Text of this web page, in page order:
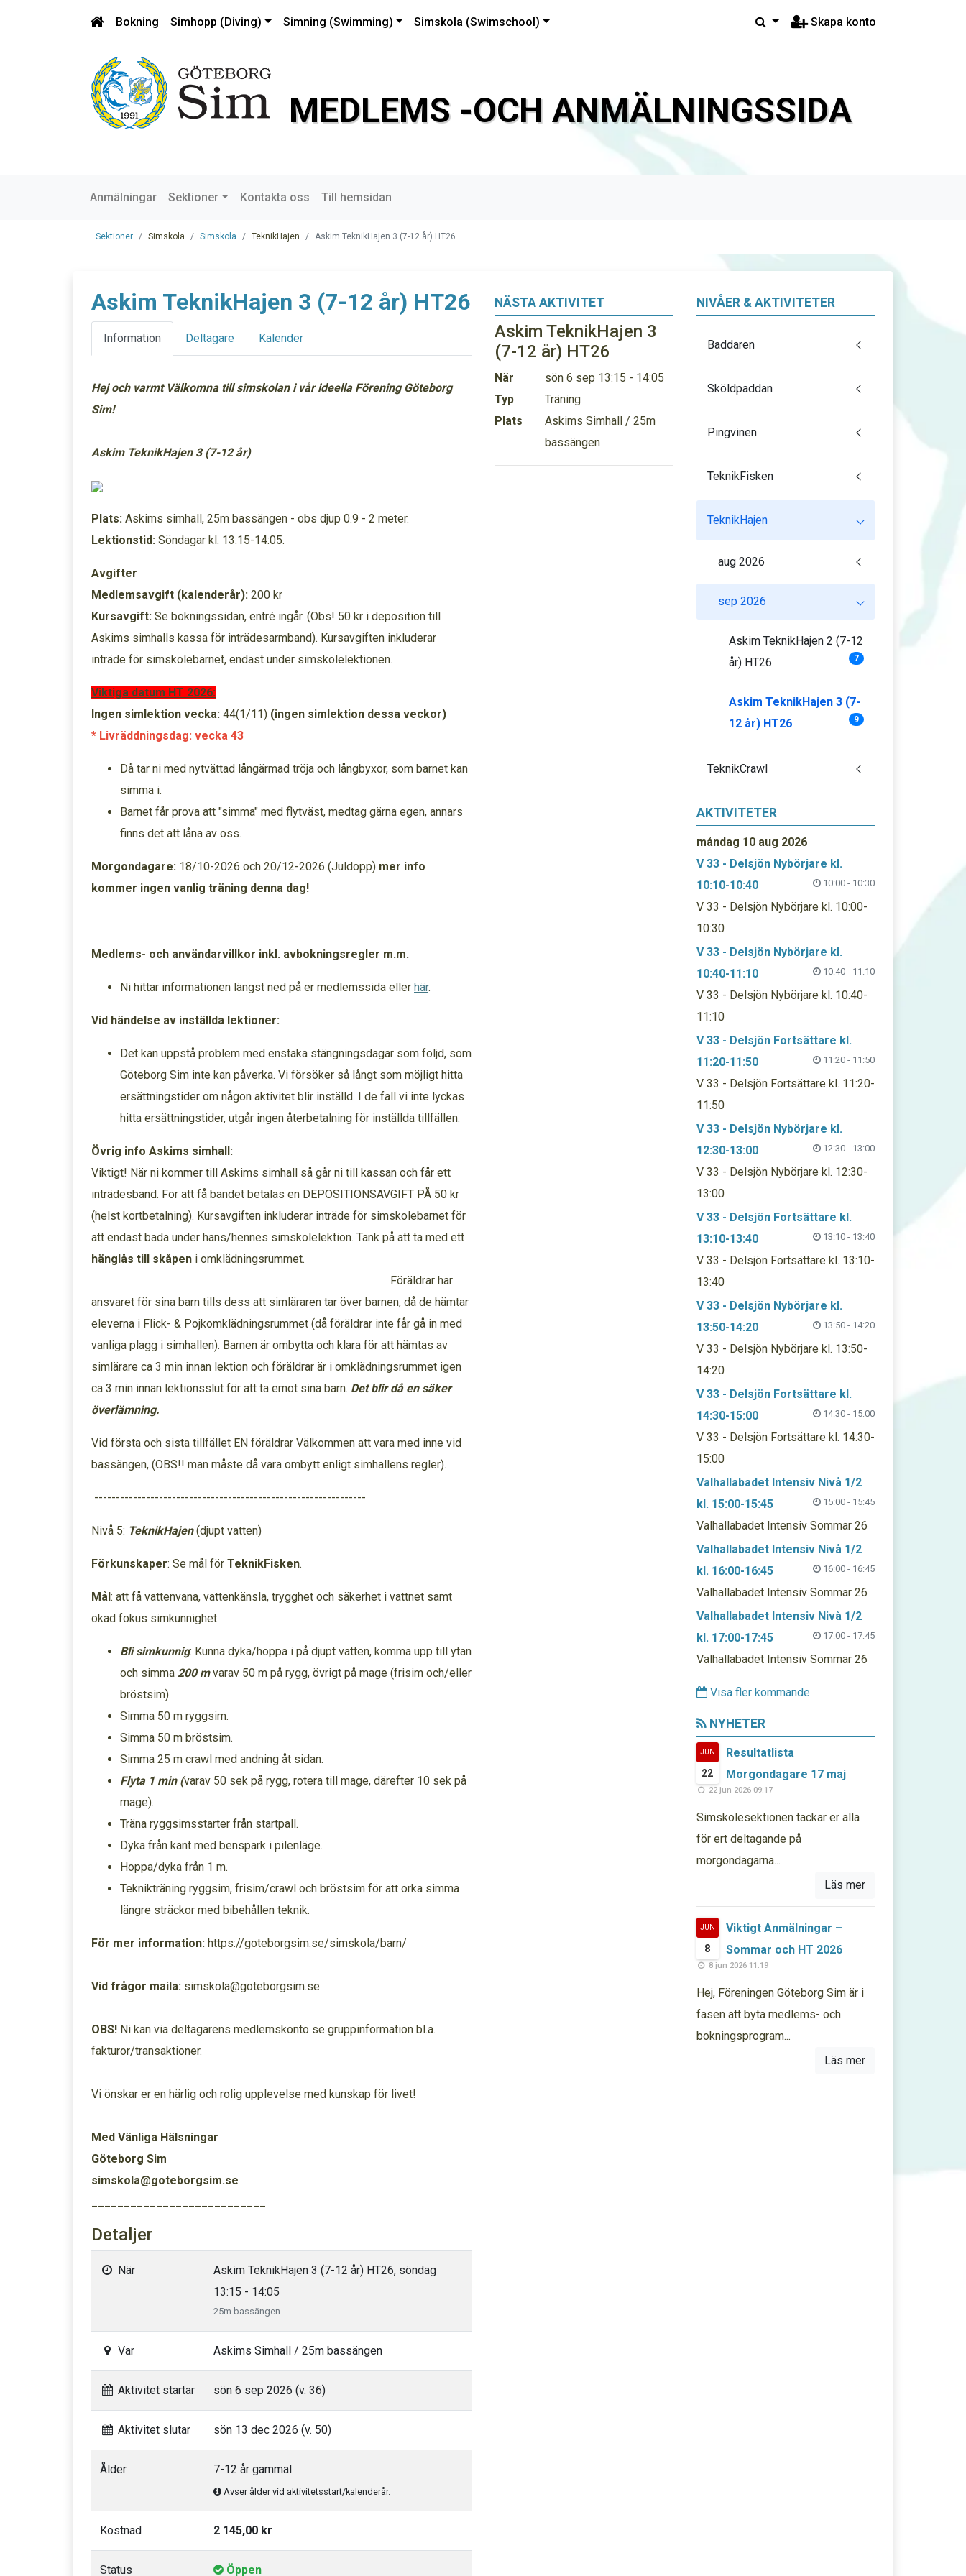
Bokning Simhopp (Diving) Simning (Swimming) Simskola (Swimschool) Skapa konto
MEDLEMS -OCH ANMÄLNINGSSIDA
Anmälningar Sektioner Kontakta oss Till hemsidan
Sektioner Simskola Simskola TeknikHajen Askim TeknikHajen 3 (7-12 år) HT26
NÄSTA AKTIVITET
Askim TeknikHajen 3
(7-12 år) HT26
När
sön 6 sep 13:15 - 14:05
Typ
Träning
Plats
Askims Simhall / 25m
bassängen
Askim TeknikHajen 3 (7-12 år) HT26
Information Deltagare Kalender
Hej och varmt Välkomna till simskolan i vår ideella Förening Göteborg
Sim!
Askim TeknikHajen 3 (7-12 år)
Plats: Askims simhall, 25m bassängen - obs djup 0.9 - 2 meter.
Lektionstid: Söndagar kl. 13:15-14:05.
Avgifter
Medlemsavgift (kalenderår): 200 kr
Kursavgift: Se bokningssidan, entré ingår. (Obs! 50 kr i deposition till
Askims simhalls kassa för inträdesarmband). Kursavgiften inkluderar
inträde för simskolebarnet, endast under simskolelektionen.
Viktiga datum HT 2026:
Ingen simlektion vecka: 44(1/11) (ingen simlektion dessa veckor)
* Livräddningsdag: vecka 43
Då tar ni med nytvättad långärmad tröja och långbyxor, som barnet kan
simma i.
Barnet får prova att "simma" med flytväst, medtag gärna egen, annars
finns det att låna av oss.
Morgondagare: 18/10-2026 och 20/12-2026 (Juldopp) mer info
kommer ingen vanlig träning denna dag!
Medlems- och användarvillkor inkl. avbokningsregler m.m.
Ni hittar informationen längst ned på er medlemssida eller här.
Vid händelse av inställda lektioner:
Det kan uppstå problem med enstaka stängningsdagar som följd, som
Göteborg Sim inte kan påverka. Vi försöker så långt som möjligt hitta
ersättningstider om någon aktivitet blir inställd. I de fall vi inte lyckas
hitta ersättningstider, utgår ingen återbetalning för inställda tillfällen.
Övrig info Askims simhall:
Viktigt! När ni kommer till Askims simhall så går ni till kassan och får ett
inträdesband. För att få bandet betalas en DEPOSITIONSAVGIFT PÅ 50 kr
(helst kortbetalning). Kursavgiften inkluderar inträde för simskolebarnet för
att endast bada under hans/hennes simskolelektion. Tänk på att ta med ett
hänglås till skåpen i omklädningsrummet.
Föräldrar har
ansvaret för sina barn tills dess att simläraren tar över barnen, då de hämtar
eleverna i Flick- & Pojkomklädningsrummet (då föräldrar inte får gå in med
vanliga plagg i simhallen). Barnen är ombytta och klara för att hämtas av
simlärare ca 3 min innan lektion och föräldrar är i omklädningsrummet igen
ca 3 min innan lektionsslut för att ta emot sina barn. Det blir då en säker
överlämning.
Vid första och sista tillfället EN föräldrar Välkommen att vara med inne vid
bassängen, (OBS!! man måste då vara ombytt enligt simhallens regler).
---------------------------------------------------------------
Nivå 5: TeknikHajen (djupt vatten)
Förkunskaper: Se mål för TeknikFisken.
Mål: att få vattenvana, vattenkänsla, trygghet och säkerhet i vattnet samt
ökad fokus simkunnighet.
Bli simkunnig: Kunna dyka/hoppa i på djupt vatten, komma upp till ytan
och simma 200 mvarav 50 m på rygg, övrigt på mage (frisim och/eller
bröstsim).
Simma 50 m ryggsim.
Simma 50 m bröstsim.
Simma 25 m crawl med andning åt sidan.
Flyta 1 min (varav 50 sek på rygg, rotera till mage, därefter 10 sek på
mage).
Träna ryggsimsstarter från startpall.
Dyka från kant med benspark i pilenläge.
Hoppa/dyka från 1 m.
Teknikträning ryggsim, frisim/crawl och bröstsim för att orka simma
längre sträckor med bibehållen teknik.
För mer information: https://goteborgsim.se/simskola/barn/
Vid frågor maila: simskola@goteborgsim.se
OBS! Ni kan via deltagarens medlemskonto se gruppinformation bl.a.
fakturor/transaktioner.
Vi önskar er en härlig och rolig upplevelse med kunskap för livet!
Med Vänliga Hälsningar
Göteborg Sim
simskola@goteborgsim.se
Detaljer
När
Askim TeknikHajen 3 (7-12 år) HT26, söndag
13:15 - 14:05
25m bassängen
Var Askims Simhall / 25m bassängen
Aktivitet startar sön 6 sep 2026 (v. 36)
Aktivitet slutar sön 13 dec 2026 (v. 50)
Ålder 7-12 år gammal
Avser ålder vid aktivitetsstart/kalenderår.
Kostnad 2 145,00 kr
Status Öppen
NIVÅER & AKTIVITETER
Baddaren
Sköldpaddan
Pingvinen
TeknikFisken
TeknikHajen
aug 2026
sep 2026
Askim TeknikHajen 2 (7-12
år) HT26
7
Askim TeknikHajen 3 (7-
12 år) HT26
9
TeknikCrawl
AKTIVITETER
måndag 10 aug 2026
V 33 - Delsjön Nybörjare kl.
10:10-10:40
10:00 - 10:30
V 33 - Delsjön Nybörjare kl. 10:00-
10:30
V 33 - Delsjön Nybörjare kl.
10:40-11:10
10:40 - 11:10
V 33 - Delsjön Nybörjare kl. 10:40-
11:10
V 33 - Delsjön Fortsättare kl.
11:20-11:50
11:20 - 11:50
V 33 - Delsjön Fortsättare kl. 11:20-
11:50
V 33 - Delsjön Nybörjare kl.
12:30-13:00
12:30 - 13:00
V 33 - Delsjön Nybörjare kl. 12:30-
13:00
V 33 - Delsjön Fortsättare kl.
13:10-13:40
13:10 - 13:40
V 33 - Delsjön Fortsättare kl. 13:10-
13:40
V 33 - Delsjön Nybörjare kl.
13:50-14:20
13:50 - 14:20
V 33 - Delsjön Nybörjare kl. 13:50-
14:20
V 33 - Delsjön Fortsättare kl.
14:30-15:00
14:30 - 15:00
V 33 - Delsjön Fortsättare kl. 14:30-
15:00
Valhallabadet Intensiv Nivå 1/2
kl. 15:00-15:45
15:00 - 15:45
Valhallabadet Intensiv Sommar 26
Valhallabadet Intensiv Nivå 1/2
kl. 16:00-16:45
16:00 - 16:45
Valhallabadet Intensiv Sommar 26
Valhallabadet Intensiv Nivå 1/2
kl. 17:00-17:45
17:00 - 17:45
Valhallabadet Intensiv Sommar 26
Visa fler kommande
NYHETER
JUN
22
Resultatlista
Morgondagare 17 maj
22 jun 2026 09:17
Simskolesektionen tackar er alla
för ert deltagande på
morgondagarna...
Läs mer
JUN
8
Viktigt Anmälningar –
Sommar och HT 2026
8 jun 2026 11:19
Hej, Föreningen Göteborg Sim är i
fasen att byta medlems- och
bokningsprogram...
Läs mer